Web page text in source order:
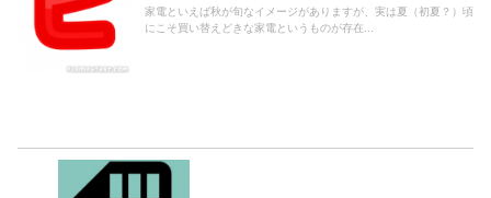
家電といえば秋が旬なイメージがありますが、実は夏（初夏？）頃
にこそ買い替えどきな家電というものが存在...